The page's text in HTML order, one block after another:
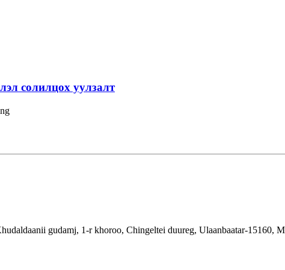
солилцох уулзалт
gudamj, 1-r khoroo, Chingeltei duureg, Ulaanbaatar-15160,